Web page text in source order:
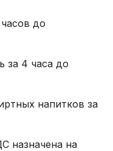
до
за 4 часа до
напитков за
назначена на